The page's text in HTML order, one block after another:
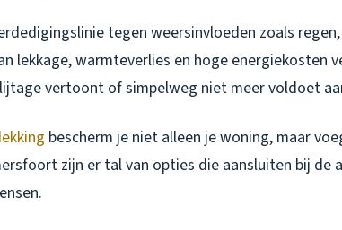
tegen weersinvloeden zoals
lekkage, warmteverlies en hoge energiekosten
vertoont of simpelweg niet meer voldoet
bescherm je niet alleen je woning, maar
zijn er tal van opties die aansluiten bij de